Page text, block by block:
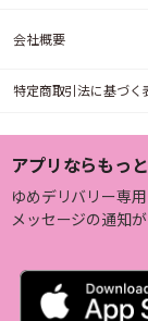
会社概要
特定商取引法に基づく
アプリならもっ
ゆめデリバリー専用
メッセージの通知